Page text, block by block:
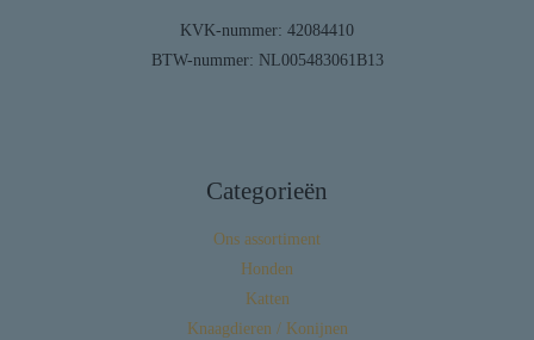
KVK-nummer: 42084410
BTW-nummer: NL005483061B13
Categorieën
Ons assortiment
Honden
Katten
Knaagdieren / Konijnen